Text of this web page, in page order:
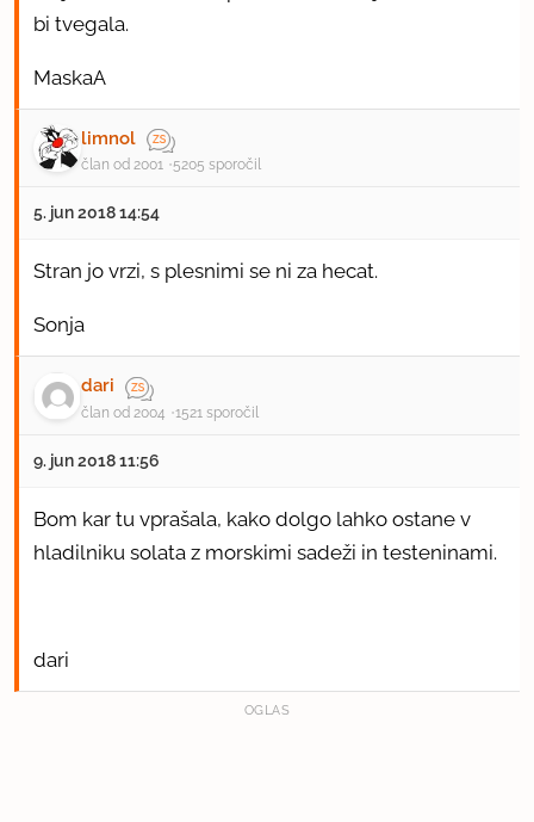
bi tvegala.
MaskaA
limnol
član od 2001 5205 sporočil
5. jun 2018 14:54
Stran jo vrzi, s plesnimi se ni za hecat.
Sonja
dari
član od 2004 1521 sporočil
9. jun 2018 11:56
Bom kar tu vprašala, kako dolgo lahko ostane v
hladilniku solata z morskimi sadeži in testeninami.
dari
OGLAS